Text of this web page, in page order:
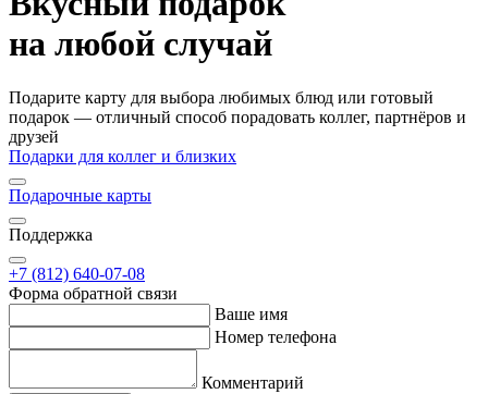
на любой случай
Подарите карту для выбора любимых блюд или готовый
подарок — отличный способ порадовать коллег, партнёров и
друзей
Подарки для коллег и близких
Подарочные карты
Поддержка
+7 (812) 640-07-08
Форма обратной связи
Ваше имя
Номер телефона
Комментарий